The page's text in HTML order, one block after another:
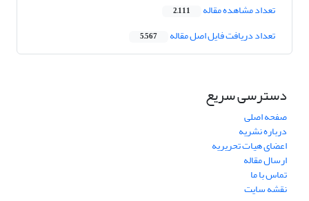
تعداد مشاهده مقاله 2,111
تعداد دریافت فایل اصل مقاله 5,567
دسترسی سریع
صفحه اصلی
درباره نشریه
اعضای هیات تحریریه
ارسال مقاله
تماس با ما
نقشه سایت